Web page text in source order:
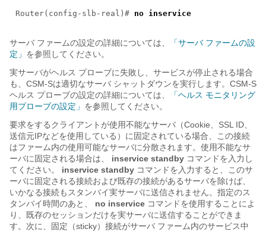
Router(config-slb-real)# no inservice
サーバ ファームの設定の詳細については、
「サーバ ファームの設
定」 を参照してください。
実サーバがヘルス プローブに失敗し、サービスが停止される場合
も、CSM-Sは適切なサーバ シャットダウンを実行します。CSM-S
ヘルス プローブの設定の詳細については、
「ヘルス モニタリング
用プローブの設定」 を参照してください。
要求をするクライアントが使用不能なサーバ（Cookie、SSL ID、
送信元IPなどを使用している）に固定されている場合、この接続
はファーム内の使用可能なサーバに分散されます。使用不能なサ
ーバに固定される場合は、
inservice standby コマンドを入力し
てください。
inservice standby コマンドを入力すると、このサ
ーバに固定される接続および既存の接続があるサーバを除けば、
いかなる接続もスタンバイ実サーバに送信されません。指定のス
タンバイ時間のあと、
no inservice コマンドを使用することによ
り、既存のセッションだけを実サーバに送信することができま
す。次に、固定（sticky）接続がサーバ ファーム内のサービス中